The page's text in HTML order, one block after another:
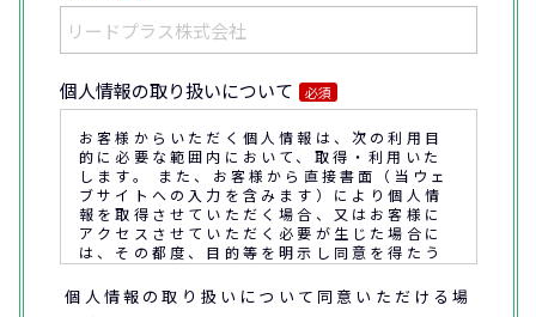
個人情報の取り扱いについて 必須
お客様からいただく個人情報は、次の利用目
的に必要な範囲内において、取得・利用いた
します。 また、お客様から直接書面（当ウェ
ブサイトへの入力を含みます）により個人情
報を取得させていただく場合、又はお客様に
アクセスさせていただく必要が生じた場合に
は、その都度、目的等を明示し同意を得たう
えで取得又はアクセスさせていただきます。
個人情報の取り扱いについて同意いただける場